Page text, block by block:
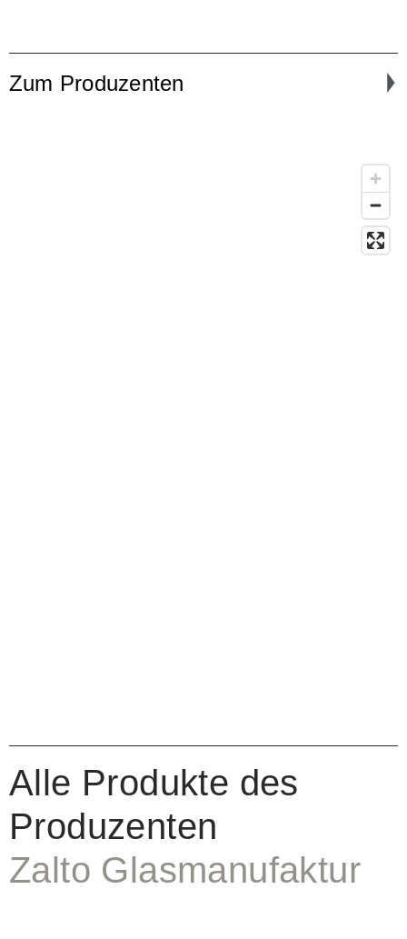
Zum Produzenten
Alle Produkte des
Produzenten
Zalto Glasmanufaktur